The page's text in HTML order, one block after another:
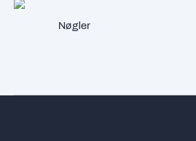
Nøgler